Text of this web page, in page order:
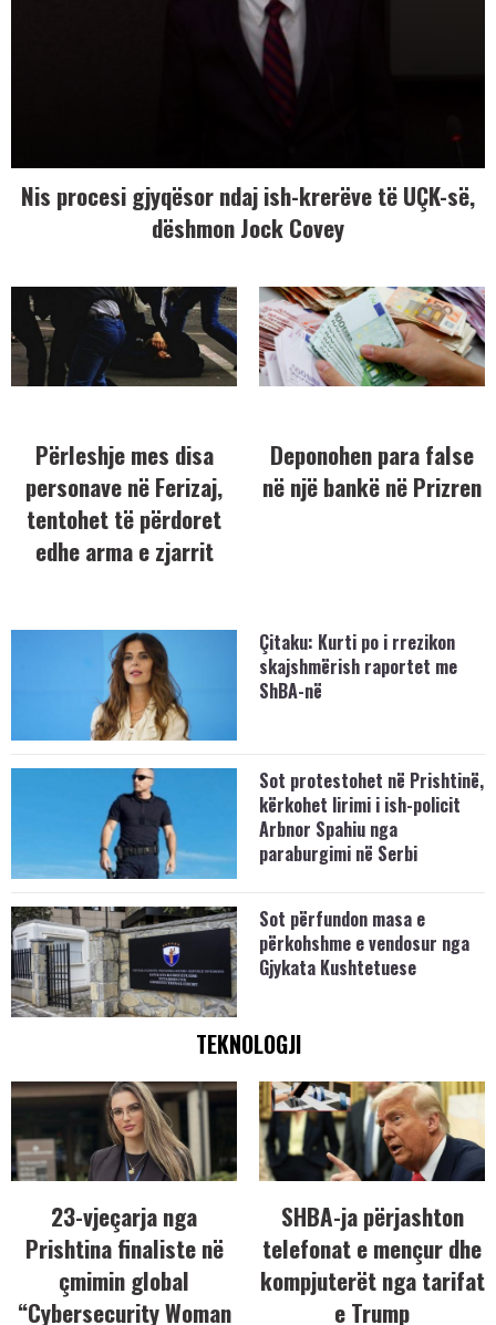
Nis procesi gjyqësor ndaj ish-krerëve të UÇK-së,
dëshmon Jock Covey
Përleshje mes disa
personave në Ferizaj,
tentohet të përdoret
edhe arma e zjarrit
Deponohen para false
në një bankë në Prizren
Çitaku: Kurti po i rrezikon
skajshmërish raportet me
ShBA-në
Sot protestohet në Prishtinë,
kërkohet lirimi i ish-policit
Arbnor Spahiu nga
paraburgimi në Serbi
Sot përfundon masa e
përkohshme e vendosur nga
Gjykata Kushtetuese
TEKNOLOGJI
23-vjeçarja nga
Prishtina finaliste në
çmimin global
“Cybersecurity Woman
SHBA-ja përjashton
telefonat e mençur dhe
kompjuterët nga tarifat
e Trump